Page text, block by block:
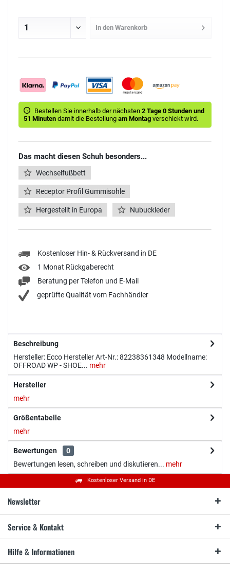
In den Warenkorb
Bestellen Sie innerhalb der nächsten 2 Tage 0 Stunden und
51 Minuten damit die Bestellung am Montag verschickt wird.
Das macht diesen Schuh besonders...
Wechselfußbett
Receptor Profil Gummisohle
Hergestellt in Europa Nubuckleder
Kostenloser Hin- & Rückversand in DE
1 Monat Rückgaberecht
Beratung per Telefon und E-Mail
geprüfte Qualität vom Fachhändler
Beschreibung
Hersteller: Ecco Hersteller Art-Nr.: 82238361348 Modellname:
OFFROAD WP - SHOE... mehr
Hersteller
mehr
Größentabelle
mehr
Bewertungen
0
Bewertungen lesen, schreiben und diskutieren... mehr
Kostenloser Versand in DE
Newsletter
Service & Kontakt
Hilfe & Informationen